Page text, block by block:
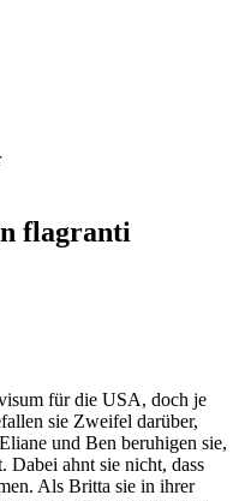
flagranti
für die USA, doch je
sie Zweifel darüber,
und Ben beruhigen sie,
Dabei ahnt sie nicht, dass
Als Britta sie in ihrer